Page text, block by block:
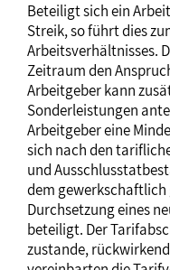
Beteiligt sich ein
Streik, so führt dies
Arbeitsverhältnisses.
Zeitraum den
Arbeitgeber kann
Sonderleistungen
Arbeitgeber eine
sich nach den
und
dem
Durchsetzung eines
beteiligt. Der
zustande,